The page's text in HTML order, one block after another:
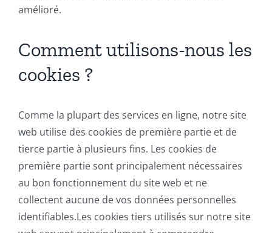
amélioré.
Comment utilisons-nous les
cookies ?
Comme la plupart des services en ligne, notre site
web utilise des cookies de première partie et de
tierce partie à plusieurs fins. Les cookies de
première partie sont principalement nécessaires
au bon fonctionnement du site web et ne
collectent aucune de vos données personnelles
identifiables.Les cookies tiers utilisés sur notre site